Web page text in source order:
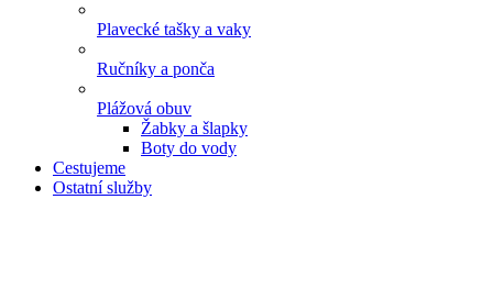
Plavecké tašky a vaky
Ručníky a ponča
Plážová obuv
Žabky a šlapky
Boty do vody
Cestujeme
Ostatní služby